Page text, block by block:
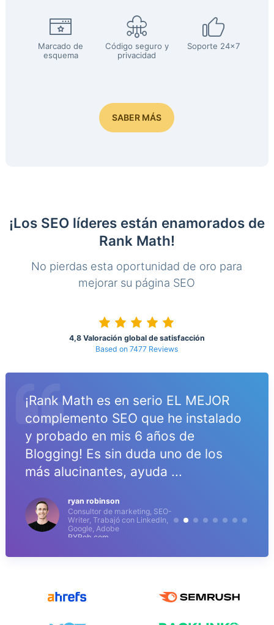
Marcado de
esquema
Código seguro y
privacidad
Soporte 24x7
SABER MÁS
¡Los SEO líderes están enamorados de
Rank Math!
No pierdas esta oportunidad de oro para
mejorar su página SEO
4,8 Valoración global de satisfacción
Based on 7477 Reviews
¡Rank Math es en serio EL MEJOR
complemento SEO que he instalado
y probado en mis 6 años de
Blogging! Es sin duda uno de los
más alucinantes, ayuda ...
ryan robinson
Consultor de marketing, SEO-
Writer, Trabajó con LinkedIn,
Google, Adobe
RYRob.com